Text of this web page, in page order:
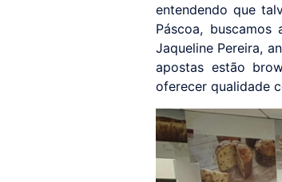
entendendo que
Páscoa, buscamos
Jaqueline Pereira,
apostas estão
oferecer qualidade